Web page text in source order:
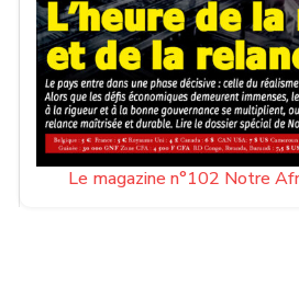
Le magazine n°102 Notre